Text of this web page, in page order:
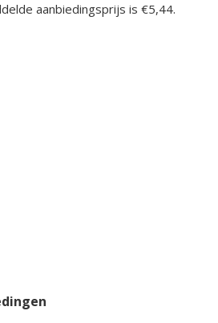
aanbiedingsprijs is €5,44.